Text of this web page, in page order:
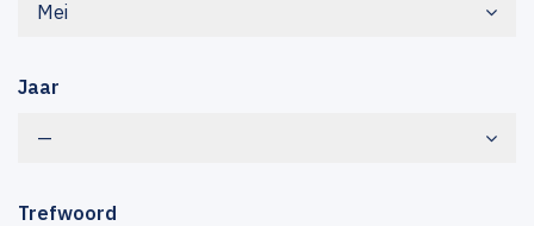
Mei
Jaar
—
Trefwoord